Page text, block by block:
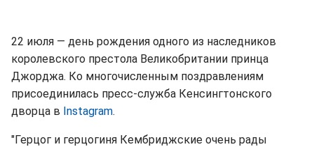
22 июля — день рождения одного из наследников
королевского престола Великобритании принца
Джорджа. Ко многочисленным поздравлениям
присоединилась пресс-служба Кенсингтонского
дворца в Instagram.
"Герцог и герцогиня Кембриджские очень рады